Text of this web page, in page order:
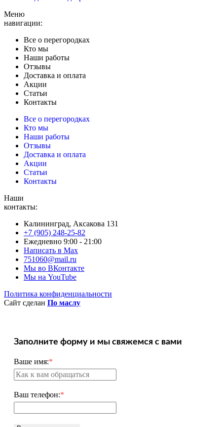
Меню
навигации:
Все о перегородках
Кто мы
Наши работы
Отзывы
Доставка и оплата
Акции
Статьи
Контакты
Все о перегородках
Кто мы
Наши работы
Отзывы
Доставка и оплата
Акции
Статьи
Контакты
Наши
контакты:
Калининград, Аксакова 131
+7 (905) 248-25-82
Ежедневно 9:00 - 21:00
Написать в Max
751060@mail.ru
Мы во ВКонтакте
Мы на YouTube
Политика конфиденциальности
Сайт сделан По маслу
Заполните форму и мы свяжемся с вами
Ваше имя:*
Ваш телефон:*